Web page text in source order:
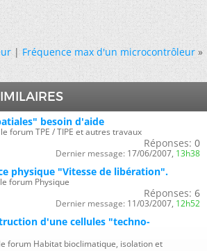
|Fréquence max d'un microcontrôleur »
besoin d'aide
forum TPE / TIPE et autres travaux
Réponses: 0
Dernier message: 17/06/2007, 13h38
physique "Vitesse de libération".
forum Physique
Réponses: 6
Dernier message: 11/03/2007, 12h52
d'une cellules "techno-
forum Habitat bioclimatique, isolation et